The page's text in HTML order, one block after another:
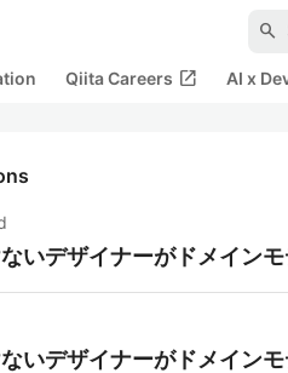
search
Qiita Careers open_in_new AI x
いデザイナーがドメイン
いデザイナーがドメイン